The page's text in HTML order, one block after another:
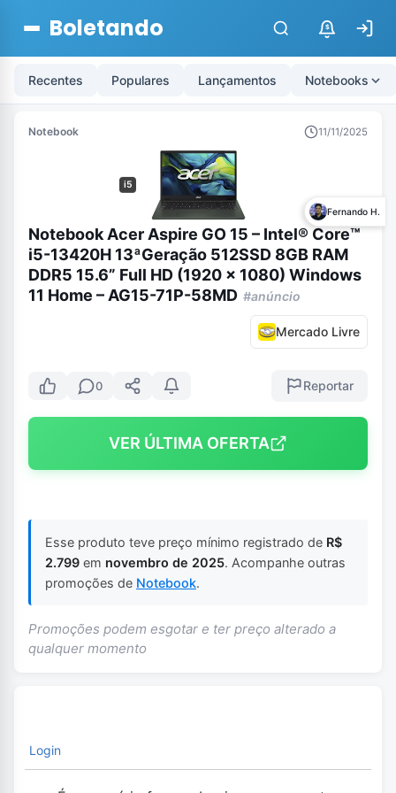
Boletando $
Recentes Populares Lançamentos Notebooks
Notebook 11/11/2025
i5
Fernando H.
Notebook Acer Aspire GO 15 – Intel® Core™
i5-13420H 13ªGeração 512SSD 8GB RAM
DDR5 15.6” Full HD (1920 x 1080) Windows
11 Home – AG15-71P-58MD #anúncio
Mercado Livre
0 Reportar
VER ÚLTIMA OFERTA
Esse produto teve preço mínimo registrado de R$
2.799 em novembro de 2025. Acompanhe outras
promoções de Notebook.
Promoções podem esgotar e ter preço alterado a
qualquer momento
Login